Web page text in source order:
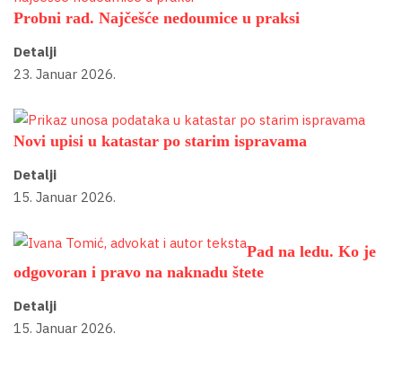
Probni rad. Najčešće nedoumice u praksi
Detalji
23. Januar 2026.
Novi upisi u katastar po starim ispravama
Detalji
15. Januar 2026.
Pad na ledu. Ko je
odgovoran i pravo na naknadu štete
Detalji
15. Januar 2026.